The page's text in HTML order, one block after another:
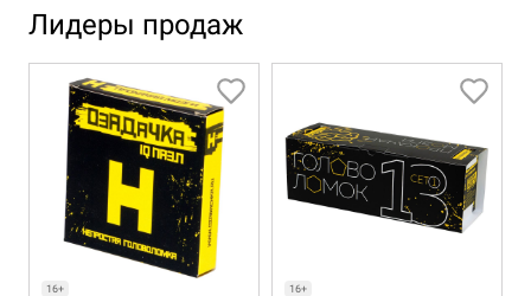
Лидеры продаж
16+ 16+